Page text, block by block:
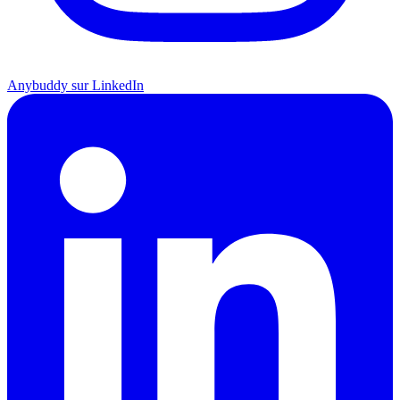
Anybuddy sur LinkedIn